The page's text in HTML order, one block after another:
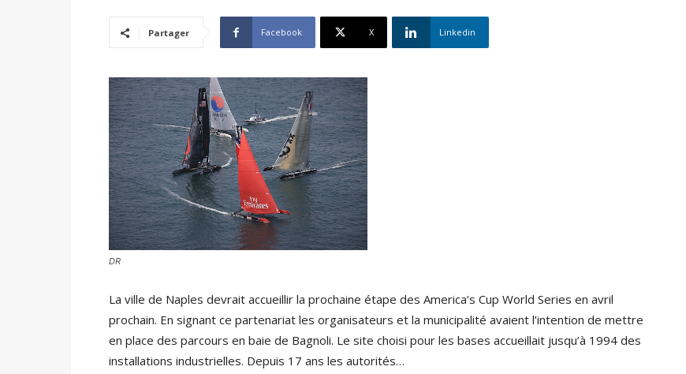
Partager Facebook X Linkedin
DR
La ville de Naples devrait accueillir la prochaine étape des America’s Cup World Series en avril
prochain. En signant ce partenariat les organisateurs et la municipalité avaient l’intention de mettre
en place des parcours en baie de Bagnoli. Le site choisi pour les bases accueillait jusqu’à 1994 des
installations industrielles. Depuis 17 ans les autorités…